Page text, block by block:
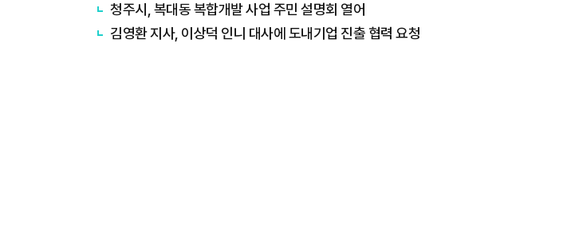
청주시, 복대동 복합개발 사업 주민 설명회 열어
김영환 지사, 이상덕 인니 대사에 도내기업 진출 협력 요청